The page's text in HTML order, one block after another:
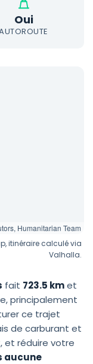
Oui
Humanitarian Team
itinéraire calculé via
Valhalla.
fait 723.5 kmet
principalement
ce trajet
de carburant et
et réduire votre
aucune